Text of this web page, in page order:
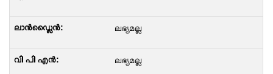
ലഭ്യമല്ല
ലഭ്യമല്ല